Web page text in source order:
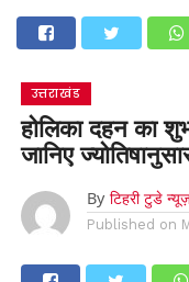
उत्तराखंड
होलिका दहन का
जानिए
By टिहरी टुडे
Published on